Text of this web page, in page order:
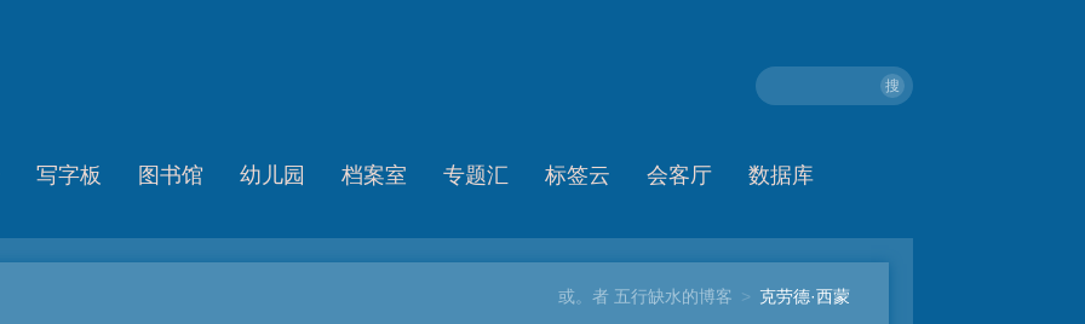
搜
写字板 图书馆 幼儿园 档案室 专题汇 标签云 会客厅 数据库
或。者 五行缺水的博客 > 克劳德·西蒙